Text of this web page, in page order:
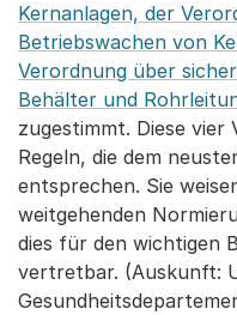
Kernanlagen, der
Betriebswachen von
Verordnung über
Behälter und
zugestimmt. Diese
Regeln, die dem
entsprechen. Sie
weitgehenden
dies für den wichtigen
vertretbar. (Auskunft: